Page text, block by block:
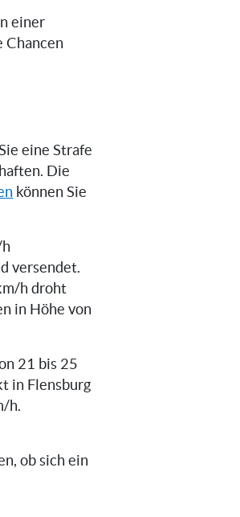
einer
Chancen
eine Strafe
Die
können Sie
versendet.
h droht
in Höhe von
21 bis 25
in Flensburg
h.
ob sich ein